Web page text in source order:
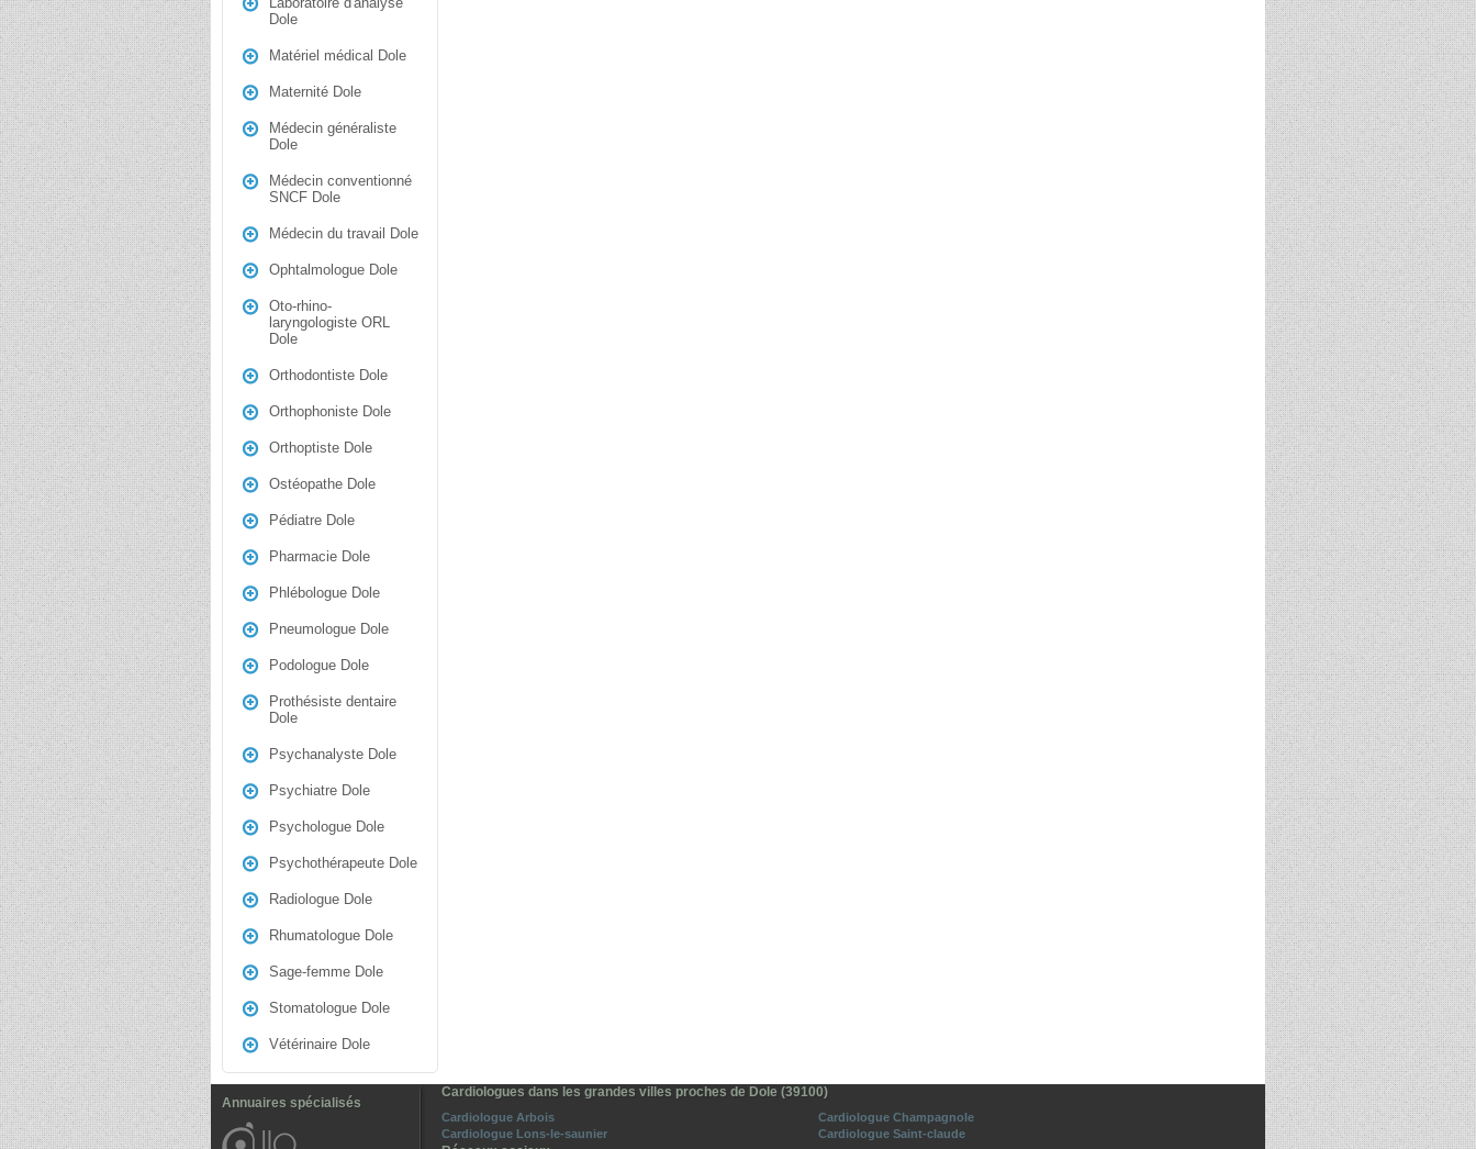
Dole
Matériel médical Dole
Maternité Dole
Médecin généraliste
Dole
Médecin conventionné
SNCF Dole
Médecin du travail Dole
Ophtalmologue Dole
Oto-rhino-
laryngologiste ORL
Dole
Orthodontiste Dole
Orthophoniste Dole
Orthoptiste Dole
Ostéopathe Dole
Pédiatre Dole
Pharmacie Dole
Phlébologue Dole
Pneumologue Dole
Podologue Dole
Prothésiste dentaire
Dole
Psychanalyste Dole
Psychiatre Dole
Psychologue Dole
Psychothérapeute Dole
Radiologue Dole
Rhumatologue Dole
Sage-femme Dole
Stomatologue Dole
Vétérinaire Dole
Annuaires spécialisés
Cardiologues dans les grandes villes proches de Dole (39100)
Cardiologue Arbois
Cardiologue Champagnole
Cardiologue Lons-le-saunier
Cardiologue Saint-claude